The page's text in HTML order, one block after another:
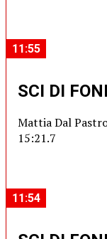
11:55
SCI DI
Mattia Dal
15:21.7
11:54